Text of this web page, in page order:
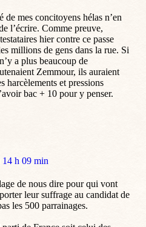
mes concitoyens hélas n’en
l’écrire. Comme preuve,
hier contre ce passe
millions de gens dans la rue. Si
a plus beaucoup de
Zemmour, ils auraient
harcèlements et pressions
bac + 10 pour y penser.
h 09 min
de nous dire pour qui vont
leur suffrage au candidat de
les 500 parrainages.